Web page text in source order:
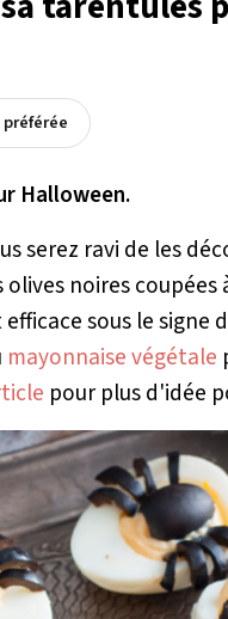
Halloween.
serez ravi de les
noires
sous le signe
mayonnaise végétale
pour plus d'idée